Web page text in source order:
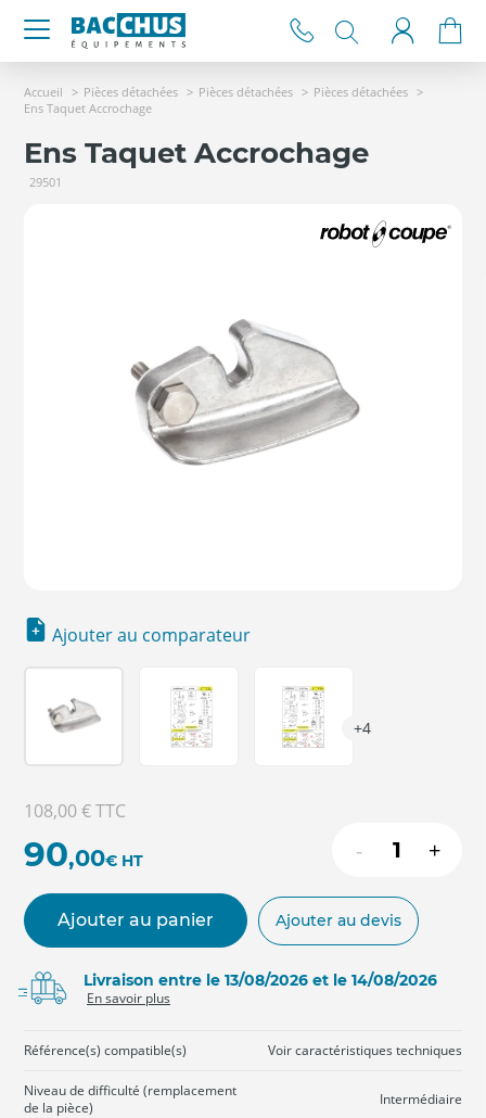
Accueil Pièces détachées Pièces détachées
Pièces détachées
Ens Taquet Accrochage
Ens Taquet Accrochage
29501
Ajouter au comparateur
+4
108,00 €TTC
90,00€ HT - +
Ajouter au panier Ajouter au devis
Livraison entre le 13/08/2026 et le 14/08/2026
En savoir plus
Référence(s) compatible(s) Voir caractéristiques techniques
Niveau de difficulté (remplacement
de la pièce)
Intermédiaire